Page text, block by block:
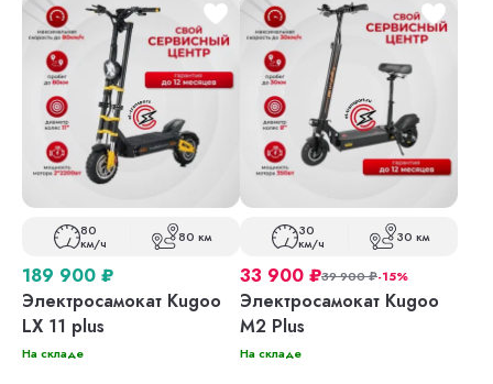
80
км/ч 80 км
189 900 ₽
Электросамокат Kugoo
LX 11 plus
На складе
30
км/ч 30 км
33 900 ₽39 900₽-15%
Электросамокат Kugoo
M2 Plus
На складе